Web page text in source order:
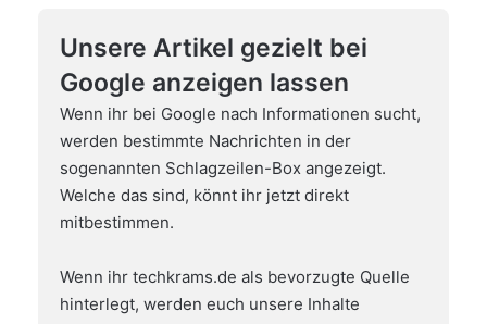
Unsere Artikel gezielt bei
Google anzeigen lassen
Wenn ihr bei Google nach Informationen sucht,
werden bestimmte Nachrichten in der
sogenannten Schlagzeilen-Box angezeigt.
Welche das sind, könnt ihr jetzt direkt
mitbestimmen.
Wenn ihr techkrams.de als bevorzugte Quelle
hinterlegt, werden euch unsere Inhalte